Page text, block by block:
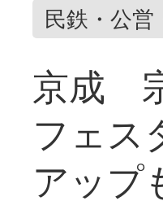
民鉄・公営
京成
フェ
アップ